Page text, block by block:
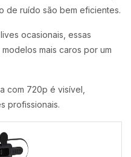
de ruído são bem eficientes.
ocasionais, essas
mais caros por um
com 720p é visível,
profissionais.